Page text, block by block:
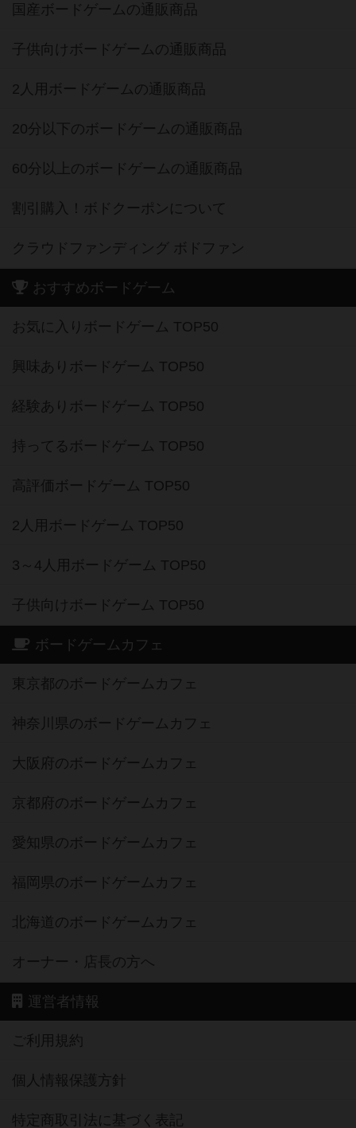
国産ボードゲームの通販商品
子供向けボードゲームの通販商品
2人用ボードゲームの通販商品
20分以下のボードゲームの通販商品
60分以上のボードゲームの通販商品
割引購入！ボドクーポンについて
クラウドファンディング ボドファン
おすすめボードゲーム
お気に入りボードゲーム TOP50
興味ありボードゲーム TOP50
経験ありボードゲーム TOP50
持ってるボードゲーム TOP50
高評価ボードゲーム TOP50
2人用ボードゲーム TOP50
3～4人用ボードゲーム TOP50
子供向けボードゲーム TOP50
ボードゲームカフェ
東京都のボードゲームカフェ
神奈川県のボードゲームカフェ
大阪府のボードゲームカフェ
京都府のボードゲームカフェ
愛知県のボードゲームカフェ
福岡県のボードゲームカフェ
北海道のボードゲームカフェ
オーナー・店長の方へ
運営者情報
ご利用規約
個人情報保護方針
特定商取引法に基づく表記